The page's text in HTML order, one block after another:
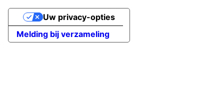
Melding bij verzameling
Uw privacy-opties